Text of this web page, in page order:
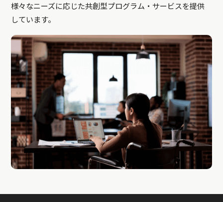
様々なニーズに応じた共創型プログラム・サービスを提供
しています。